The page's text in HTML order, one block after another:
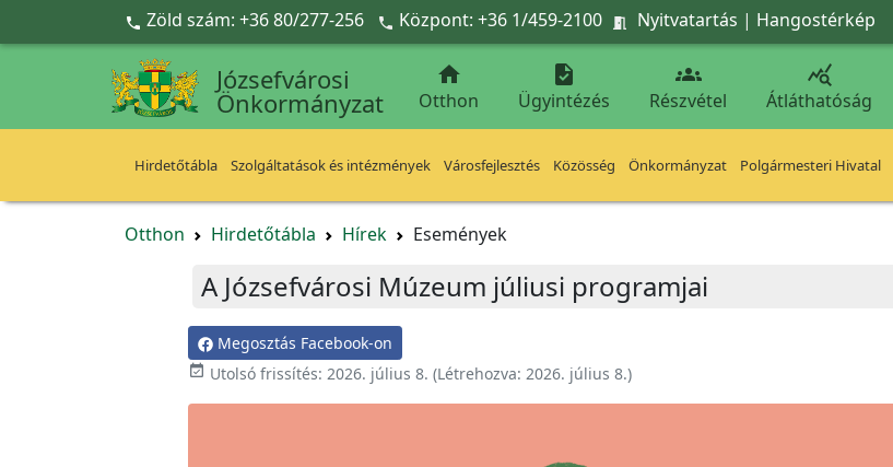
Ugrás a fő tartalomra
 Zöld szám: +36 80/277-256  Központ: +36 1/459-2100  Nyitvatartás | Hangostérkép
Józsefvárosi
Önkormányzat

Otthon

Ügyintézés

Részvétel

Átláthatóság
Hirdetőtábla Szolgáltatások és intézmények Városfejlesztés Közösség Önkormányzat Polgármesteri Hivatal
Otthon Hirdetőtábla Hírek Események
A Józsefvárosi Múzeum júliusi programjai
Megosztás Facebook-on
 Utolsó frissítés: 2026. július 8. (Létrehozva: 2026. július 8.)